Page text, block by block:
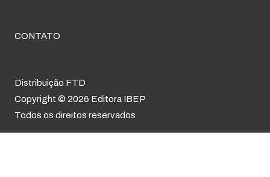
CONTATO
Distribuição FTD
Copyright © 2026 Editora IBEP
Todos os direitos reservados